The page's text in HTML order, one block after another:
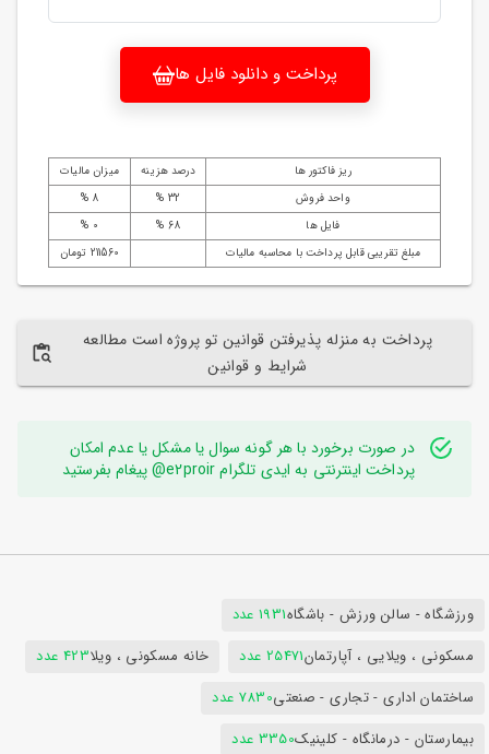
پرداخت و دانلود فایل ها
ریز فاکتور ها درصد هزینه
میزان مالیات
واحد فروش
32 %
8 %
فایل ها
68 %
0 %
مبلغ تقریبی قابل پرداخت با محاسبه مالیات
211560 تومان
پرداخت به منزله پذیرفتن قوانین تو پروژه است مطالعه
شرایط و قوانین
در صورت برخورد با هر گونه سوال یا مشکل یا عدم امکان
پرداخت اینترنتی به ایدی تلگرام e2proir@ پیغام بفرستید
ورزشگاه - سالن ورزش - باشگاه1931 عدد
مسکونی ، ویلایی ، آپارتمان25471 عدد خانه مسکونی ، ویلا423 عدد
ساختمان اداری - تجاری - صنعتی7830 عدد
بیمارستان - درمانگاه - کلینیک3350 عدد